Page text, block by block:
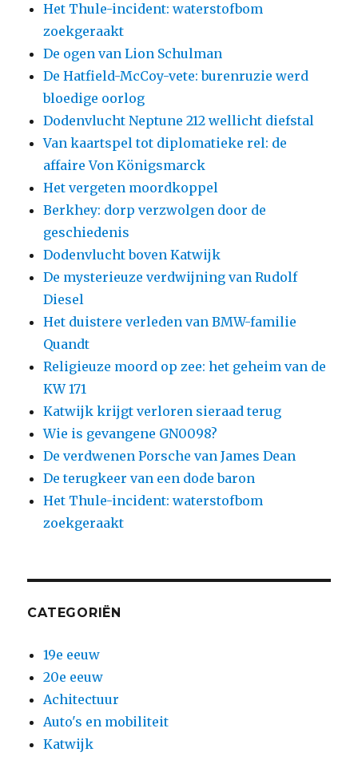
Het Thule-incident: waterstofbom
zoekgeraakt
De ogen van Lion Schulman
De Hatfield-McCoy-vete: burenruzie werd
bloedige oorlog
Dodenvlucht Neptune 212 wellicht diefstal
Van kaartspel tot diplomatieke rel: de
affaire Von Königsmarck
Het vergeten moordkoppel
Berkhey: dorp verzwolgen door de
geschiedenis
Dodenvlucht boven Katwijk
De mysterieuze verdwijning van Rudolf
Diesel
Het duistere verleden van BMW-familie
Quandt
Religieuze moord op zee: het geheim van de
KW 171
Katwijk krijgt verloren sieraad terug
Wie is gevangene GN0098?
De verdwenen Porsche van James Dean
De terugkeer van een dode baron
Het Thule-incident: waterstofbom
zoekgeraakt
CATEGORIËN
19e eeuw
20e eeuw
Achitectuur
Auto's en mobiliteit
Katwijk